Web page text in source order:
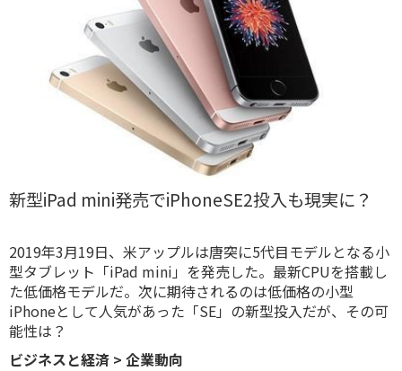
新型iPad mini発売でiPhoneSE2投入も現実に？
2019年3月19日、米アップルは唐突に5代目モデルとなる小
型タブレット「iPad mini」を発売した。最新CPUを搭載し
た低価格モデルだ。次に期待されるのは低価格の小型
iPhoneとして人気があった「SE」の新型投入だが、その可
能性は？
ビジネスと経済 > 企業動向